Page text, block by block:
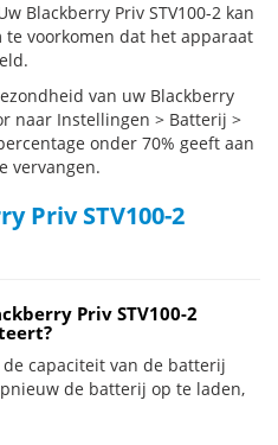
Blackberry Priv STV100-2 kan
voorkomen dat het apparaat
van uw Blackberry
naar Instellingen > Batterij >
onder 70% geeft aan
vervangen.
Priv STV100-2
Priv STV100-2
capaciteit van de batterij
de batterij op te laden,